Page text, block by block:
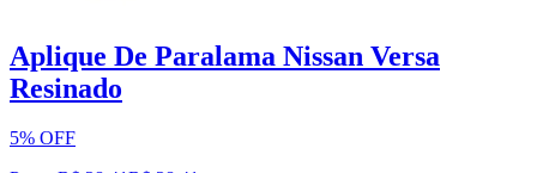
Aplique De Paralama Nissan Versa
Resinado
5% OFF